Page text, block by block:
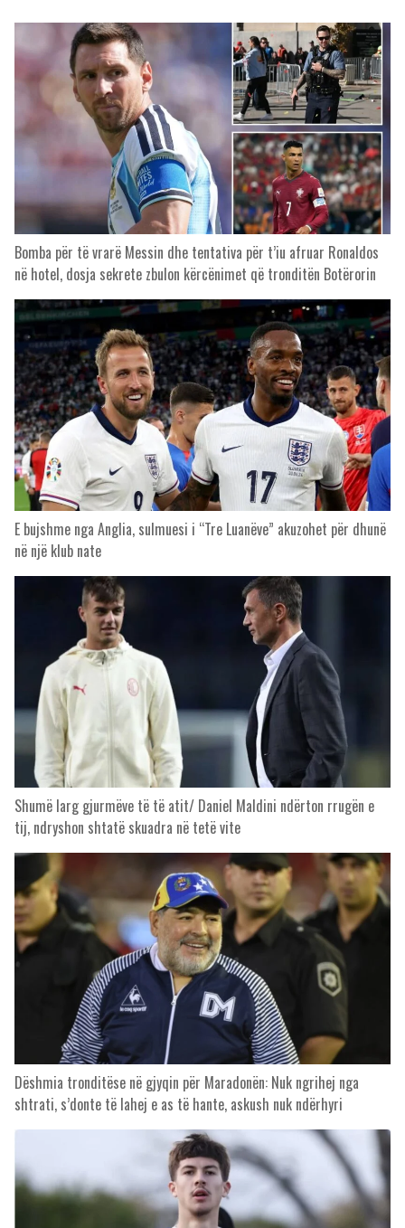
Bomba për të vrarë Messin dhe tentativa për t’iu afruar Ronaldos
në hotel, dosja sekrete zbulon kërcënimet që tronditën Botërorin
E bujshme nga Anglia, sulmuesi i “Tre Luanëve” akuzohet për dhunë
në një klub nate
Shumë larg gjurmëve të të atit/ Daniel Maldini ndërton rrugën e
tij, ndryshon shtatë skuadra në tetë vite
Dëshmia tronditëse në gjyqin për Maradonën: Nuk ngrihej nga
shtrati, s’donte të lahej e as të hante, askush nuk ndërhyri